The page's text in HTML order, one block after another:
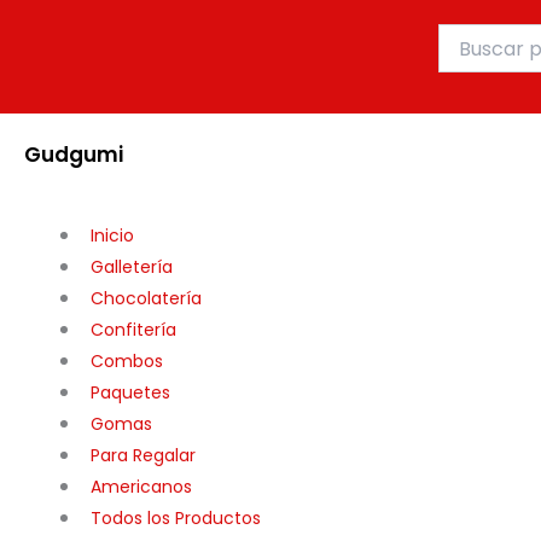
por:
Gudgumi
Inicio
Galletería
Chocolatería
Confitería
Combos
Paquetes
Gomas
Para Regalar
Americanos
Todos los Productos